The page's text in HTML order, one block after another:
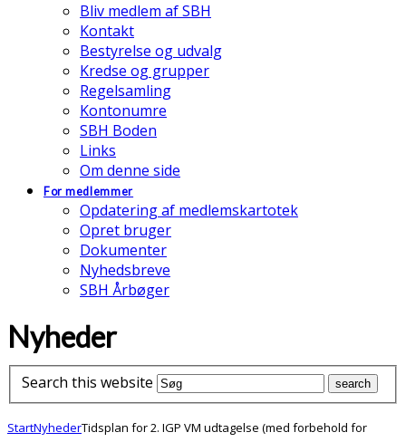
Bliv medlem af SBH
Kontakt
Bestyrelse og udvalg
Kredse og grupper
Regelsamling
Kontonumre
SBH Boden
Links
Om denne side
For medlemmer
Opdatering af medlemskartotek
Opret bruger
Dokumenter
Nyhedsbreve
SBH Årbøger
Nyheder
Search this website
StartNyhederTidsplan for 2. IGP VM udtagelse (med forbehold for